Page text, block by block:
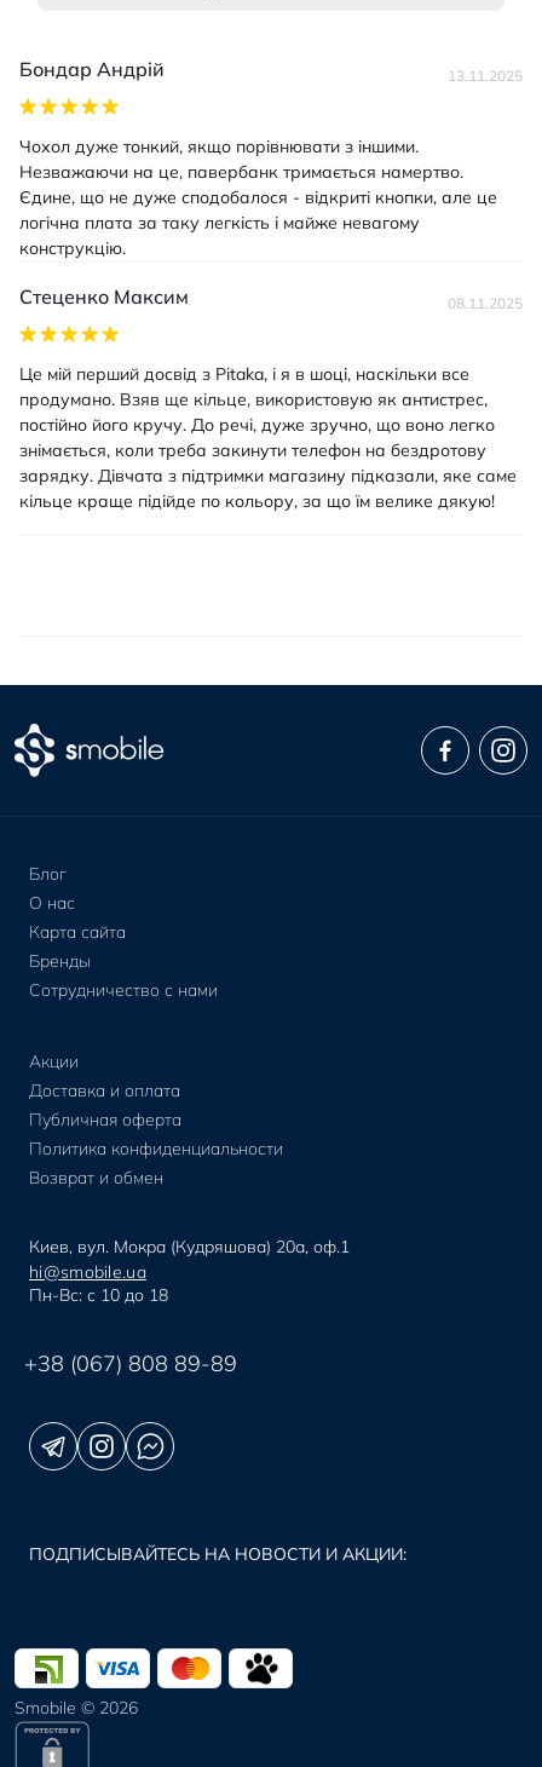
Бондар Андрій 13.11.2025
Чохол дуже тонкий, якщо порівнювати з іншими.
Незважаючи на це, павербанк тримається намертво.
Єдине, що не дуже сподобалося - відкриті кнопки, але це
логічна плата за таку легкість і майже невагому
конструкцію.
Стеценко Максим 08.11.2025
Це мій перший досвід з Pitaka, і я в шоці, наскільки все
продумано. Взяв ще кільце, використовую як антистрес,
постійно його кручу. До речі, дуже зручно, що воно легко
знімається, коли треба закинути телефон на бездротову
зарядку. Дівчата з підтримки магазину підказали, яке саме
кільце краще підійде по кольору, за що їм велике дякую!
Блог
О нас
Карта сайта
Бренды
Сотрудничество с нами
Акции
Доставка и оплата
Публичная оферта
Политика конфиденциальности
Возврат и обмен
Киев, вул. Мокра (Кудряшова) 20а, оф.1
hi@smobile.ua
Пн-Вс: с 10 до 18
+38 (067) 808 89-89
ПОДПИСЫВАЙТЕСЬ НА НОВОСТИ И АКЦИИ:
Smobile © 2026